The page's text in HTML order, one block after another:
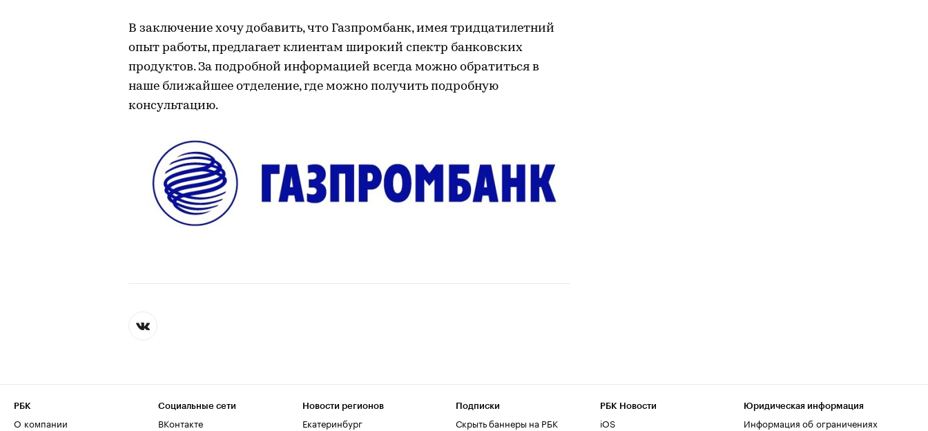
В заключение хочу добавить, что Газпромбанк, имея тридцатилетний
опыт работы, предлагает клиентам широкий спектр банковских
продуктов. За подробной информацией всегда можно обратиться в
наше ближайшее отделение, где можно получить подробную
консультацию.
РБК
О компании
Социальные сети
ВКонтакте
Новости регионов
Екатеринбург
Подписки
Скрыть баннеры на РБК
РБК Новости
iOS
Юридическая информация
Информация об ограничениях